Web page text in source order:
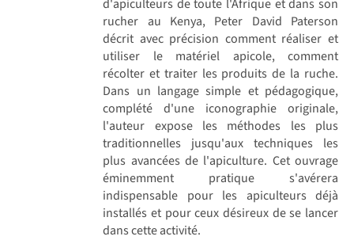
d'apiculteurs de toute l'Afrique et dans son
rucher au Kenya, Peter David Paterson
décrit avec précision comment réaliser et
utiliser le matériel apicole, comment
récolter et traiter les produits de la ruche.
Dans un langage simple et pédagogique,
complété d'une iconographie originale,
l'auteur expose les méthodes les plus
traditionnelles jusqu'aux techniques les
plus avancées de l'apiculture. Cet ouvrage
éminemment pratique s'avérera
indispensable pour les apiculteurs déjà
installés et pour ceux désireux de se lancer
dans cette activité.